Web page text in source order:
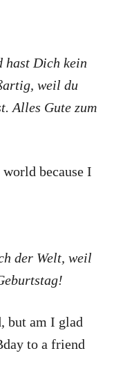
hast Dich kein
weil du
Alles Gute zum
because I
der Welt, weil
but am I glad
to a friend